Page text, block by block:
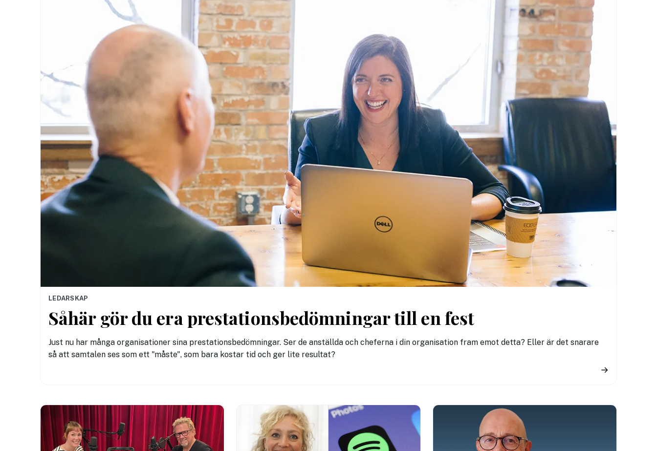
LEDARSKAP
Såhär gör du era prestationsbedömningar till en fest
Just nu har många organisationer sina prestationsbedömningar. Ser de anställda och cheferna i din organisation fram emot detta? Eller är det snarare
så att samtalen ses som ett "måste", som bara kostar tid och ger lite resultat?
→